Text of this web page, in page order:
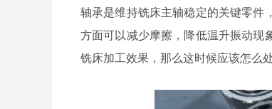
轴承是维持铣床主轴稳定的关键零件
方面可以减少摩擦，降低温升振动现
铣床加工效果，那么这时候应该怎么